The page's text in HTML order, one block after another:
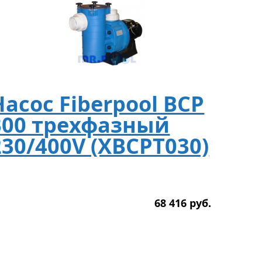
Fiberpool BCP
трехфазный
400V (XBCPT030)
68 416 руб.